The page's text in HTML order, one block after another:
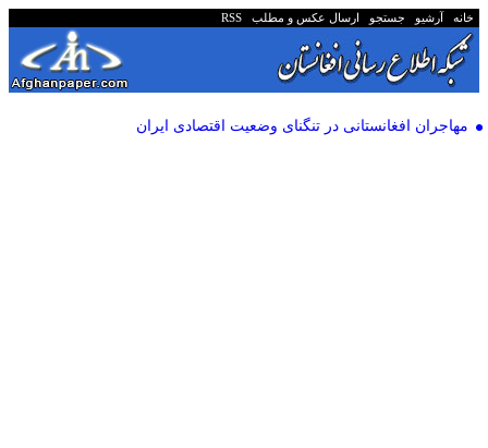
خانه آرشیو جستجو ارسال عکس و مطلب RSS
مهاجران افغانستانی در تنگنای وضعیت اقتصادی ایران